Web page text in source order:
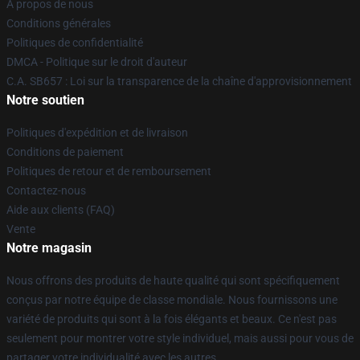
À propos de nous
Conditions générales
Politiques de confidentialité
DMCA - Politique sur le droit d'auteur
C.A. SB657 : Loi sur la transparence de la chaîne d'approvisionnement
Notre soutien
Politiques d'expédition et de livraison
Conditions de paiement
Politiques de retour et de remboursement
Contactez-nous
Aide aux clients (FAQ)
Vente
Notre magasin
Nous offrons des produits de haute qualité qui sont spécifiquement
conçus par notre équipe de classe mondiale. Nous fournissons une
variété de produits qui sont à la fois élégants et beaux. Ce n'est pas
seulement pour montrer votre style individuel, mais aussi pour vous de